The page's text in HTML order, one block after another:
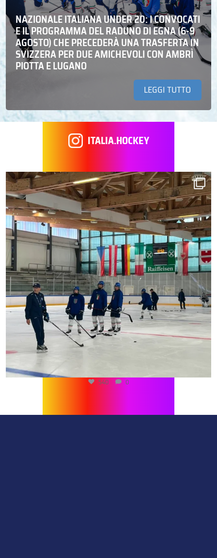
NAZIONALE ITALIANA UNDER 20: I CONVOCATI
E IL PROGRAMMA DEL RADUNO DI EGNA (6-9
AGOSTO) CHE PRECEDERÀ UNA TRASFERTA IN
SVIZZERA PER DUE AMICHEVOLI CON AMBRÌ
PIOTTA E LUGANO
LEGGI TUTTO
ITALIA.HOCKEY
540 0